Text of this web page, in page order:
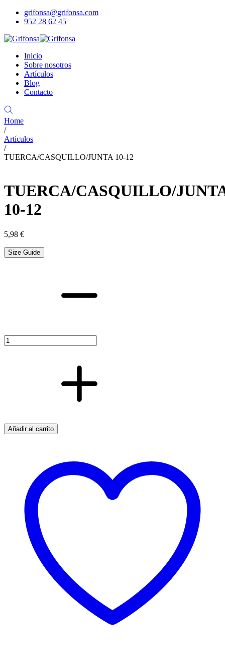
grifonsa@grifonsa.com
952 28 62 45
Inicio
Sobre nosotros
Artículos
Blog
Contacto
Home
/
Artículos
/
TUERCA/CASQUILLO/JUNTA 10-12
TUERCA/CASQUILLO/
10-12
5,98 €
Size Guide
Añadir al carrito